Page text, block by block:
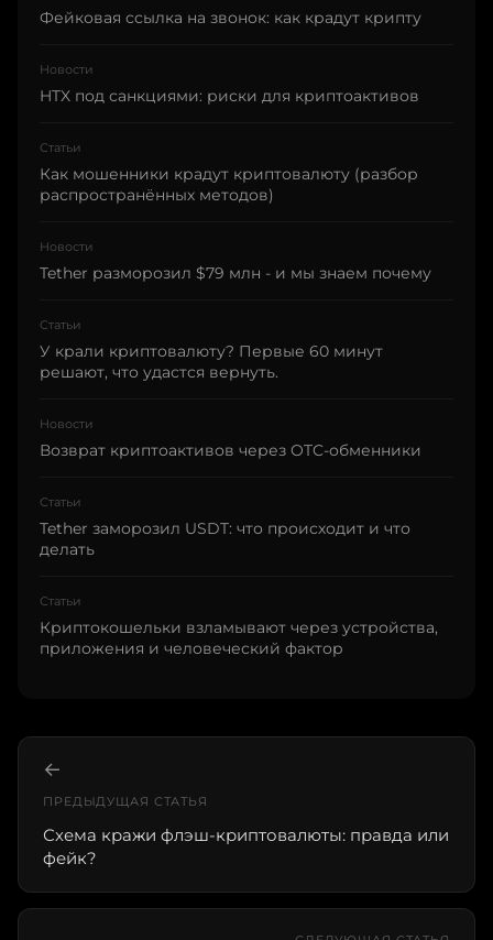
Фейковая ссылка на звонок: как крадут крипту
Новости
HTX под санкциями: риски для криптоактивов
Статьи
Как мошенники крадут криптовалюту (разбор
распространённых методов)
Новости
Tether разморозил $79 млн - и мы знаем почему
Статьи
У крали криптовалюту? Первые 60 минут
решают, что удастся вернуть.
Новости
Возврат криптоактивов через OTC-обменники
Статьи
Tether заморозил USDT: что происходит и что
делать
Статьи
Криптокошельки взламывают через устройства,
приложения и человеческий фактор
←
ПРЕДЫДУЩАЯ СТАТЬЯ
Схема кражи флэш-криптовалюты: правда или
фейк?